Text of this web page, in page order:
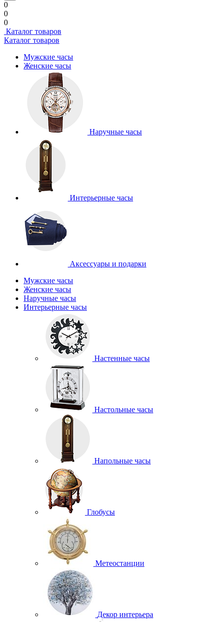
0
0
0
Каталог товаров
Каталог товаров
Мужские часы
Женские часы
Наручные часы
Интерьерные часы
Аксессуары и подарки
Мужские часы
Женские часы
Наручные часы
Интерьерные часы
Настенные часы
Настольные часы
Напольные часы
Глобусы
Метеостанции
Декор интерьера